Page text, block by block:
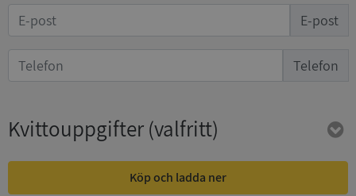
E-post
Telefon
Kvittouppgifter(valfritt)
Köp och ladda ner